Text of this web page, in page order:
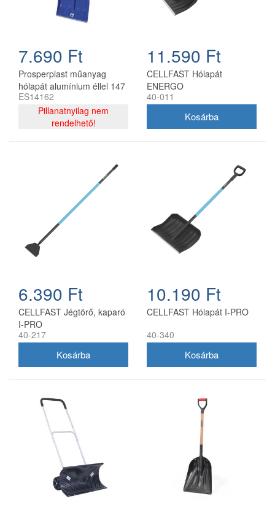
7.690 Ft
Prosperplast műanyag
hólapát alumínium éllel 147
cm
ES14162
Pillanatnyilag nem
rendelhető!
11.590 Ft
CELLFAST Hólapát
ENERGO
40-011
6.390 Ft
CELLFAST Jégtörő, kaparó
I-PRO
40-217
10.190 Ft
CELLFAST Hólapát I-PRO
40-340